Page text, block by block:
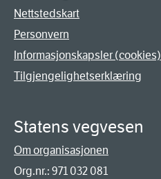
Nettstedskart
Personvern
Informasjonskapsler (cookies)
Tilgjengelighetserklæring
Statens vegvesen
Om organisasjonen
Org.nr.: 971 032 081